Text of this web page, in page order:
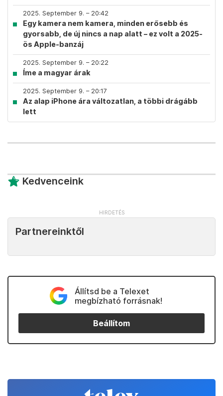
2025. September 9. – 20:42
Egy kamera nem kamera, minden erősebb és
gyorsabb, de új nincs a nap alatt – ez volt a 2025-
ös Apple-banzáj
2025. September 9. – 20:22
Íme a magyar árak
2025. September 9. – 20:17
Az alap iPhone ára változatlan, a többi drágább
lett
Kedvenceink
Partnereinktől
Állítsd be a Telexet
megbízható forrásnak!
Beállítom